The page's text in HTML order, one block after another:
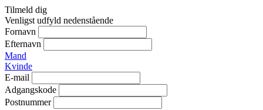
Tilmeld dig
Venligst udfyld nedenstående
Fornavn
Efternavn
Mand
Kvinde
E-mail
Adgangskode
Postnummer